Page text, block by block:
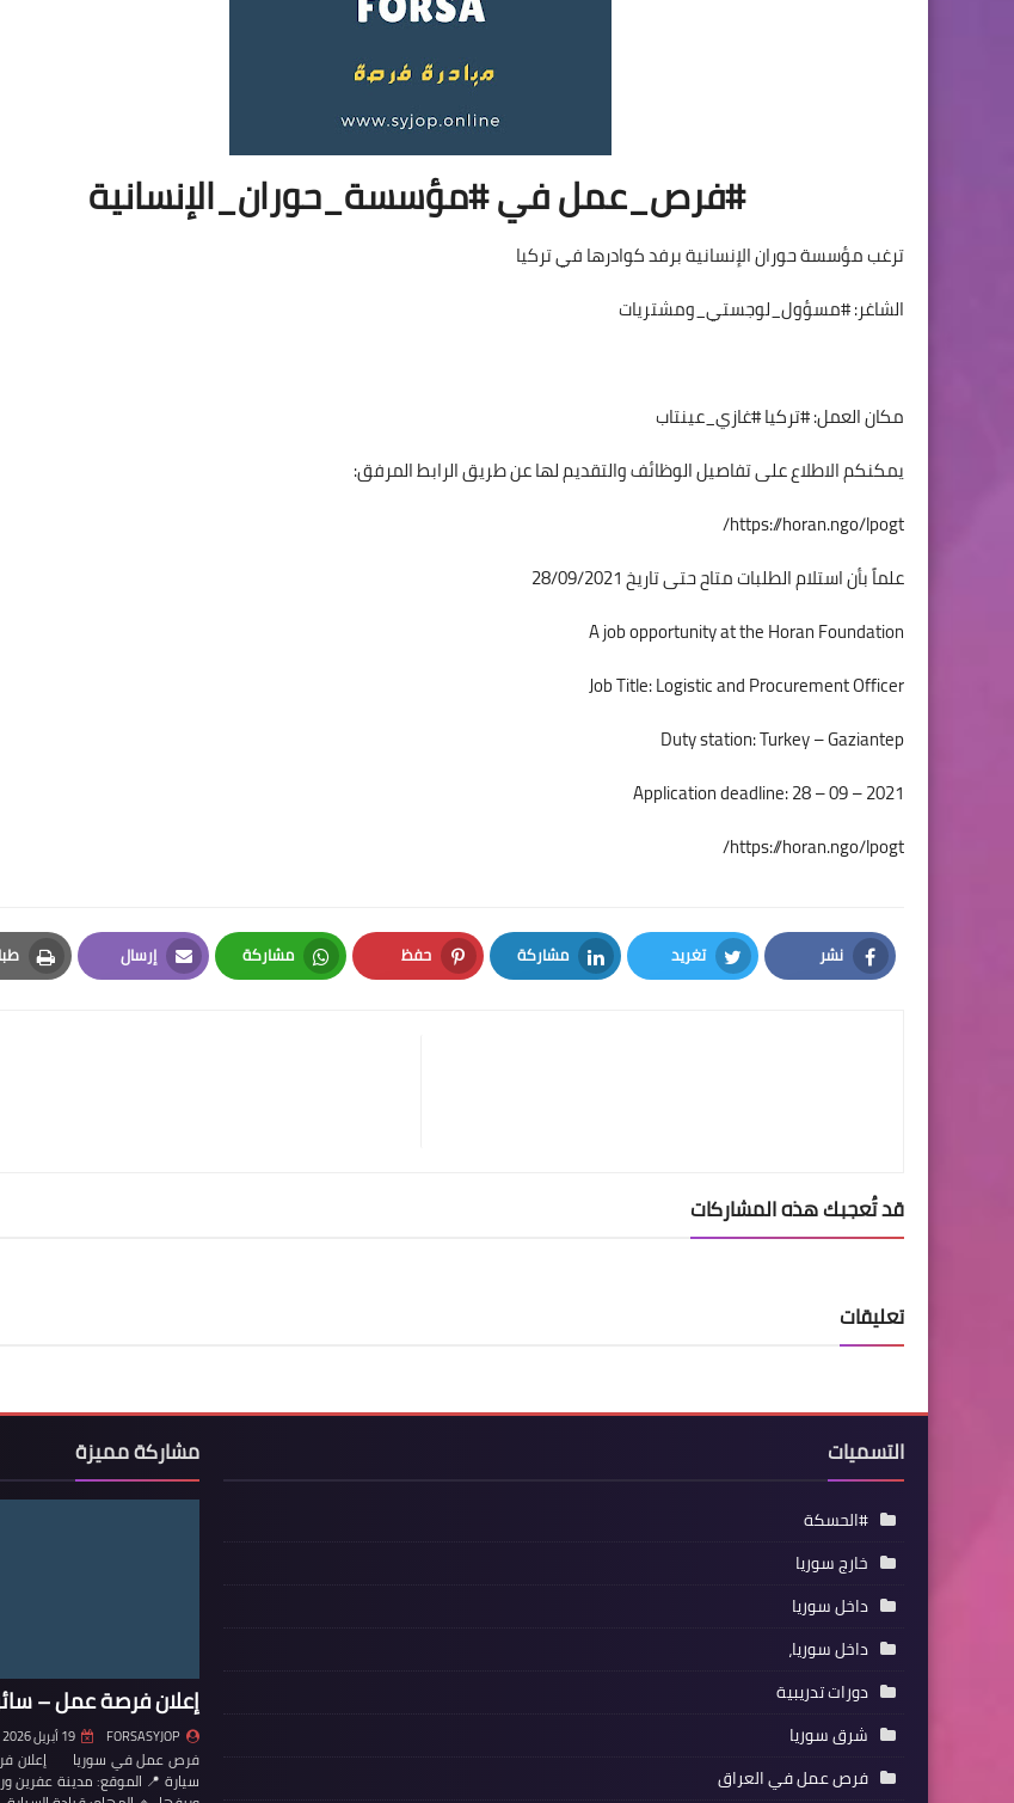
#فرص_عمل في #مؤسسة_حوران_الإنسانية
ترغب مؤسسة حوران الإنسانية برفد كوادرها في تركيا
الشاغر: #مسؤول_لوجستي_ومشتريات
مكان العمل: #تركيا #غازي_عينتاب
يمكنكم الاطلاع على تفاصيل الوظائف والتقديم لها عن طريق الرابط المرفق:
https://horan.ngo/lpogt/
علماً بأن استلام الطلبات متاح حتى تاريخ 28/09/2021
A job opportunity at the Horan Foundation
Job Title: Logistic and Procurement Officer
Duty station: Turkey – Gaziantep
Application deadline: 28 – 09 – 2021
https://horan.ngo/lpogt/
نشر
Facebook
تغريد
Twitter
مشاركة
LinkedIn
حفظ
Pinterest
مشاركة
Whatsapp
إرسال
Email
قد تُعجبك هذه المشاركات
تعليقات
التسميات
#الحسكة
خارج سوريا
داخل سوريا
داخل سوريا،
دورات تدريبية
شرق سوريا
فرص عمل في العراق
مشاركة مميزة
إعلان فرصة عمل –
FORSASYJOP 19 أبريل 2026
فرص عمل في سوريا إعلان
سيارة 📍 الموقع: مدينة